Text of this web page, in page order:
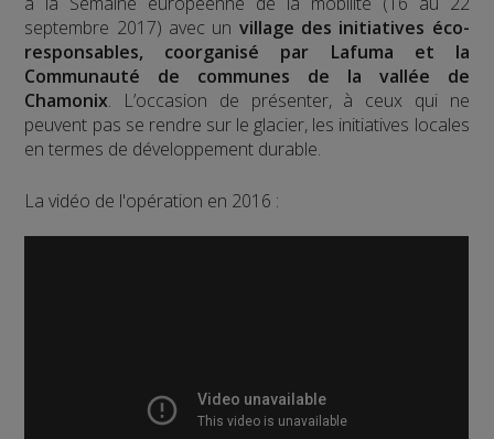
septembre 2017) avec un village des initiatives éco-
responsables, coorganisé par Lafuma et la
Communauté de communes de la vallée de
Chamonix. L’occasion de présenter, à ceux qui ne
peuvent pas se rendre sur le glacier, les initiatives locales
en termes de développement durable.
La vidéo de l'opération en 2016 :